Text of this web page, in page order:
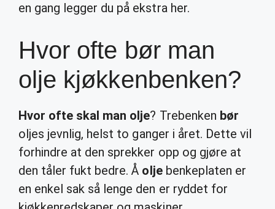
en gang legger du på ekstra her.
Hvor ofte bør man
olje kjøkkenbenken?
Hvor ofte skal man olje? Trebenken bør
oljes jevnlig, helst to ganger i året. Dette vil
forhindre at den sprekker opp og gjøre at
den tåler fukt bedre. Å oljebenkeplaten er
en enkel sak så lenge den er ryddet for